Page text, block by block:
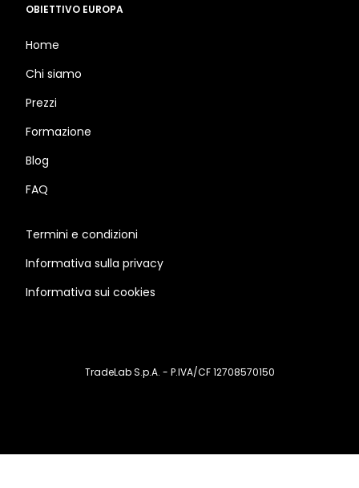
OBIETTIVO EUROPA
Home
Chi siamo
Prezzi
Formazione
Blog
FAQ
Termini e condizioni
Informativa sulla privacy
Informativa sui cookies
TradeLab S.p.A. - P.IVA/CF 12708570150